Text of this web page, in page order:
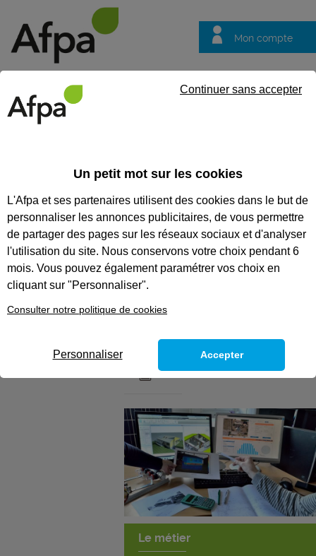
Mon compte
questions
Technicien
supérieur,
technicienne
supérieure du
bâtiment et
énergétique
Le métier
Un petit mot sur les cookies
L'Afpa et ses partenaires utilisent des cookies dans le but de
personnaliser les annonces publicitaires, de vous permettre
de partager des pages sur les réseaux sociaux et d'analyser
l'utilisation du site. Nous conservons votre choix pendant 6
mois. Vous pouvez également paramétrer vos choix en
cliquant sur "Personnaliser".
Consulter notre politique de cookies
Continuer sans accepter
Personnaliser Accepter